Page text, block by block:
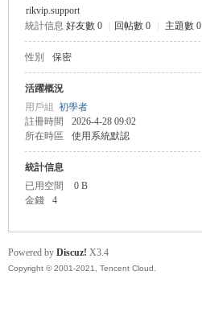
rikvip.support
統計信息 好友數 0 回帖數 0 主題數 0
性別 保密
活躍概況
用戶組 初學者
註冊時間
2026-4-28 09:02
所在時區
使用系統默認
統計信息
已用空間
0 B
金錢
4
Powered by Discuz! X3.4
Copyright © 2001-2021, Tencent Cloud.